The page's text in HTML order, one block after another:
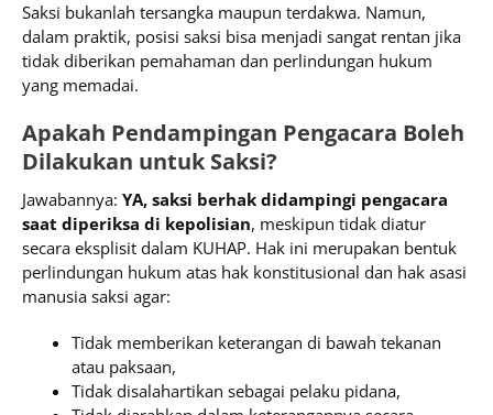
Saksi bukanlah tersangka maupun terdakwa. Namun,
dalam praktik, posisi saksi bisa menjadi sangat rentan jika
tidak diberikan pemahaman dan perlindungan hukum
yang memadai.
Apakah Pendampingan Pengacara Boleh
Dilakukan untuk Saksi?
Jawabannya: YA, saksi berhak didampingi pengacara
saat diperiksa di kepolisian, meskipun tidak diatur
secara eksplisit dalam KUHAP. Hak ini merupakan bentuk
perlindungan hukum atas hak konstitusional dan hak asasi
manusia saksi agar:
Tidak memberikan keterangan di bawah tekanan
atau paksaan,
Tidak disalahartikan sebagai pelaku pidana,